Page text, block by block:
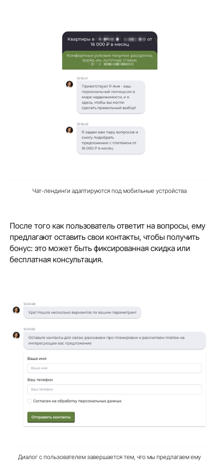
Чат-лендинги адаптируются под мобильные устройства
После того как пользователь ответит на вопросы, ему
предлагают оставить свои контакты, чтобы получить
бонус: это может быть фиксированная скидка или
бесплатная консультация.
Диалог с пользователем завершается тем, что мы предлагаем ему